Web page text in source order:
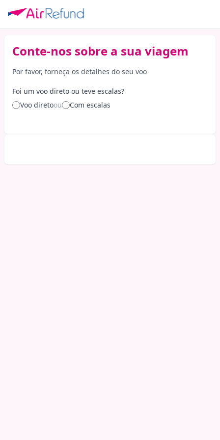
Conte-nos sobre a sua viagem
Por favor, forneça os detalhes do seu voo
Foi um voo direto ou teve escalas?
Voo diretoou Com escalas